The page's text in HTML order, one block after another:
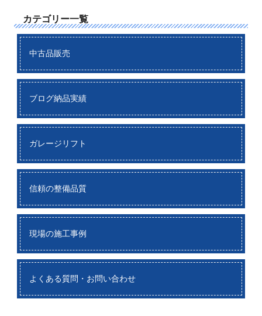
カテゴリー一覧
中古品販売
ブログ納品実績
ガレージリフト
信頼の整備品質
現場の施工事例
よくある質問・お問い合わせ